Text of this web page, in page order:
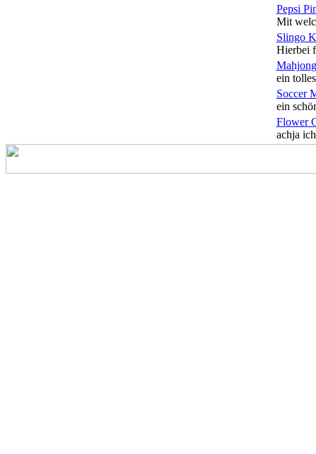
Pepsi
Mit
Slingo
Hierbei
ein
Soccer
ein
Flower
achja